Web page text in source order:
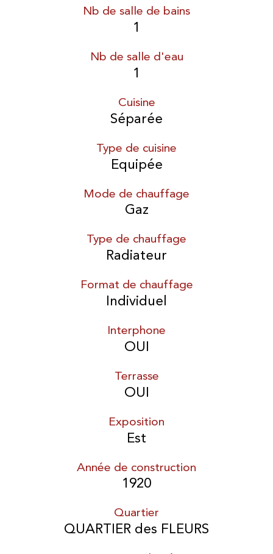
Nb de salle de bains
1
Nb de salle d'eau
1
Cuisine
Séparée
Type de cuisine
Equipée
Mode de chauffage
Gaz
Type de chauffage
Radiateur
Format de chauffage
Individuel
Interphone
OUI
Terrasse
OUI
Exposition
Est
Année de construction
1920
Quartier
QUARTIER des FLEURS